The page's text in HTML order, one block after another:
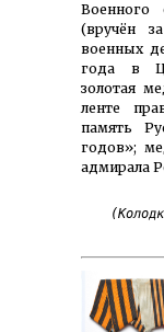
(вручён
военных
года в
золотая
ленте
память
годов»;
адмирала